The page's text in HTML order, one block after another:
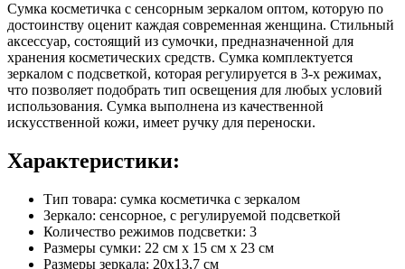
Сумка косметичка с сенсорным зеркалом оптом, которую по
достоинству оценит каждая современная женщина. Стильный
аксессуар, состоящий из сумочки, предназначенной для
хранения косметических средств. Сумка комплектуется
зеркалом с подсветкой, которая регулируется в 3-х режимах,
что позволяет подобрать тип освещения для любых условий
использования. Сумка выполнена из качественной
искусственной кожи, имеет ручку для переноски.
Характеристики:
Тип товара: сумка косметичка с зеркалом
Зеркало: сенсорное, с регулируемой подсветкой
Количество режимов подсветки: 3
Размеры сумки: 22 см х 15 см х 23 см
Размеры зеркала: 20х13,7 см